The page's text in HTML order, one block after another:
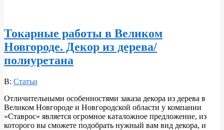
Токарные работы в Великом
Новгороде. Декор из дерева/
полиуретана
2018-
10
В: Статьи
Отличительными особенностями заказа декора из дерева в
Великом Новгороде и Новгородской области у компании
«Ставрос» является огромное каталожное предложение, из
которого вы сможете подобрать нужный вам вид декора, и